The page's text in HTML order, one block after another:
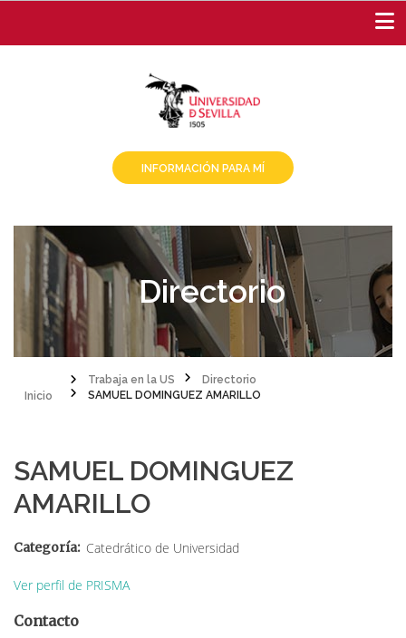
contenido
INFORMACIÓN PARA MÍ
Directorio
Sobrescribir
de
ayuda
a
navegación
Trabaja en la US
Directorio
SAMUEL DOMINGUEZ AMARILLO
SAMUEL DOMINGUEZ
AMARILLO
Categoría Catedrático de Universidad
Ver perfil de PRISMA
Contacto